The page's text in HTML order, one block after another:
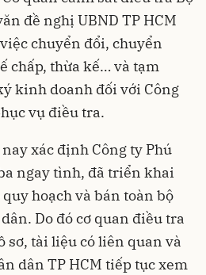
đề nghị UBND TP HCM
chuyển đổi, chuyển
chấp, thừa kế… và tạm
kinh doanh đối với Công
vụ điều tra.
xác định Công ty Phú
ngay tình, đã triển khai
hoạch và bán toàn bộ
Do đó cơ quan điều tra
sơ, tài liệu có liên quan và
dân TP HCM tiếp tục xem